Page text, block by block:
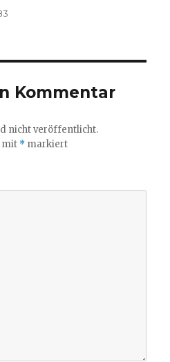
Kommentar
nicht veröffentlicht.
mit * markiert